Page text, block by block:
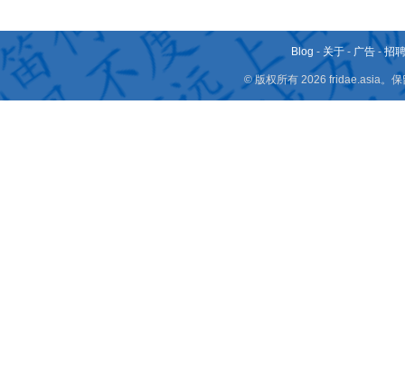
Blog - 关于 - 广告 -招
© 版权所有 2026 fridae.asia。